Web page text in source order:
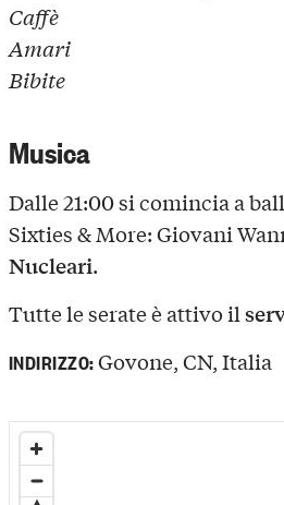
Caffè
Amari
Bibite
Musica
Dalle 21:00 si comincia a
Sixties & More: Giovani
Nucleari.
Tutte le serate è attivo il
INDIRIZZO:Govone, CN, Italia